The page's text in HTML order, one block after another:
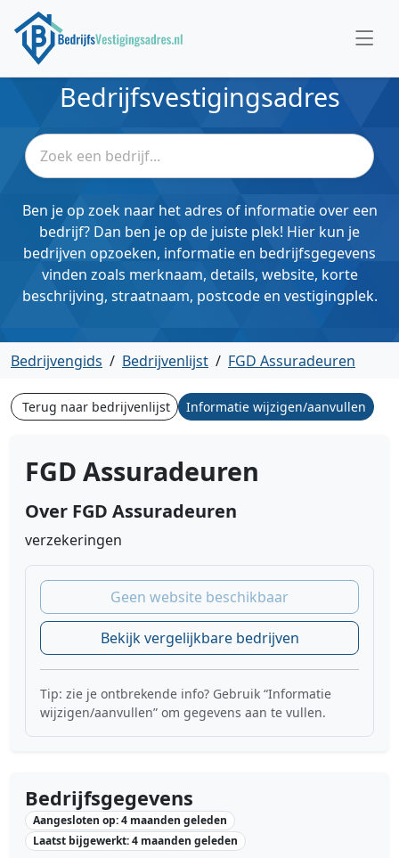
Bedrijfsvestigingsadres
Ben je op zoek naar het adres of informatie over een
bedrijf? Dan ben je op de juiste plek! Hier kun je
bedrijven opzoeken, informatie en bedrijfsgegevens
vinden zoals merknaam, details, website, korte
beschrijving, straatnaam, postcode en vestigingplek.
Bedrijvengids / Bedrijvenlijst / FGD Assuradeuren
Terug naar bedrijvenlijst Informatie wijzigen/aanvullen
FGD Assuradeuren
Over FGD Assuradeuren
verzekeringen
Geen website beschikbaar
Bekijk vergelijkbare bedrijven
Tip: zie je ontbrekende info? Gebruik “Informatie
wijzigen/aanvullen” om gegevens aan te vullen.
Bedrijfsgegevens
Aangesloten op: 4 maanden geleden
Laatst bijgewerkt: 4 maanden geleden